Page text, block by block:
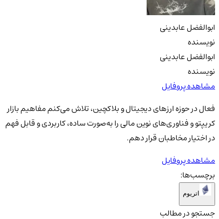
ابوالفضل عابدینی
نویسنده
ابوالفضل عابدینی
نویسنده
مشاهده پروفایل
فعال در حوزه ارزهای دیجیتال و بلاکچین، تلاش می‌کنم مفاهیم بازار
کریپتو و فناوری‌های نوین مالی را به‌صورت ساده، کاربردی و قابل فهم
در اختیار مخاطبان قرار دهم.
مشاهده پروفایل
برچسب‌ها:
اتریوم
جستجو در مطالب